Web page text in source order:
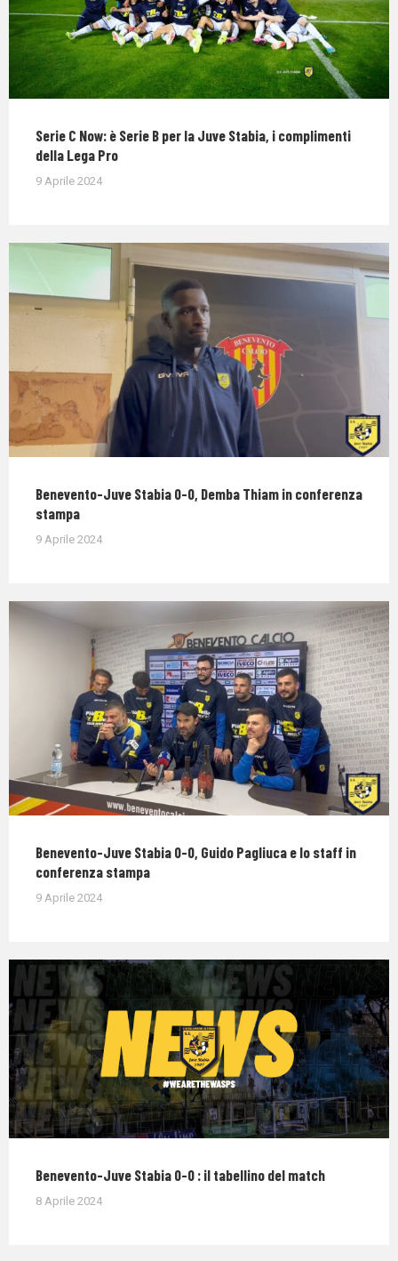
Serie C Now: è Serie B per la Juve Stabia, i complimenti
della Lega Pro
9 Aprile 2024
Benevento-Juve Stabia 0-0, Demba Thiam in conferenza
stampa
9 Aprile 2024
Benevento-Juve Stabia 0-0, Guido Pagliuca e lo staff in
conferenza stampa
9 Aprile 2024
Benevento-Juve Stabia 0-0 : il tabellino del match
8 Aprile 2024